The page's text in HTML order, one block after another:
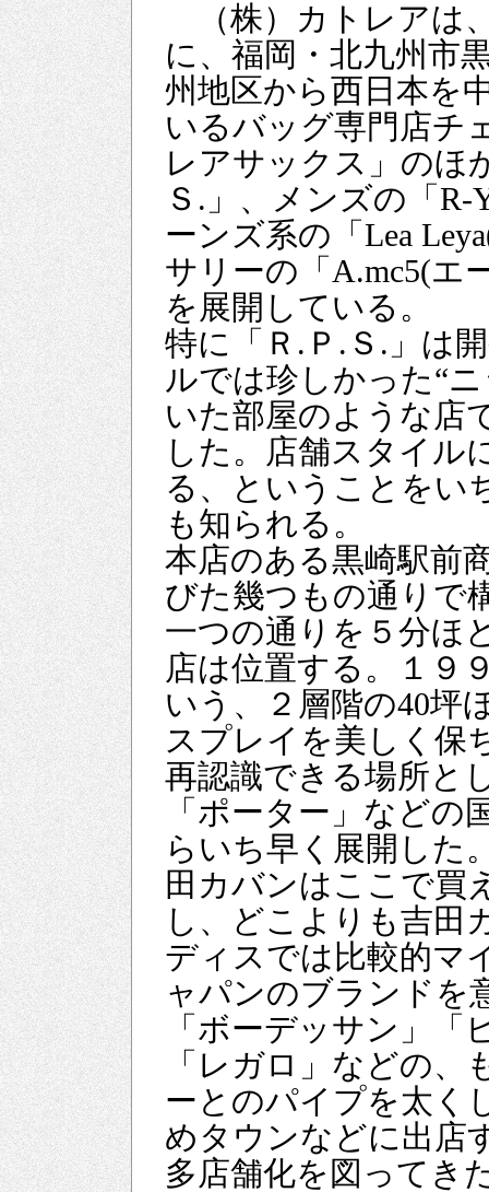
（株）カトレアは
に、福岡・北九州市
州地区から西日本を
いるバッグ専門店チ
レアサックス」のほ
Ｓ.」、メンズの「
ーンズ系の「Lea
サリーの「A.mc5(エ
を展開している。
特に「Ｒ.Ｐ.Ｓ.」は
ルでは珍しかった“
いた部屋のような店
した。店舗スタイル
る、ということをい
も知られる。
本店のある黒崎駅前
びた幾つもの通りで
一つの通りを５分ほ
店は位置する。１９
いう、２層階の40坪
スプレイを美しく保
再認識できる場所と
「ポーター」などの
らいち早く展開した
田カバンはここで買
し、どこよりも吉田
ディスでは比較的マ
ャパンのブランドを
「ボーデッサン」「
「レガロ」などの
ーとのパイプを太く
めタウンなどに出店
多店舗化を図ってき